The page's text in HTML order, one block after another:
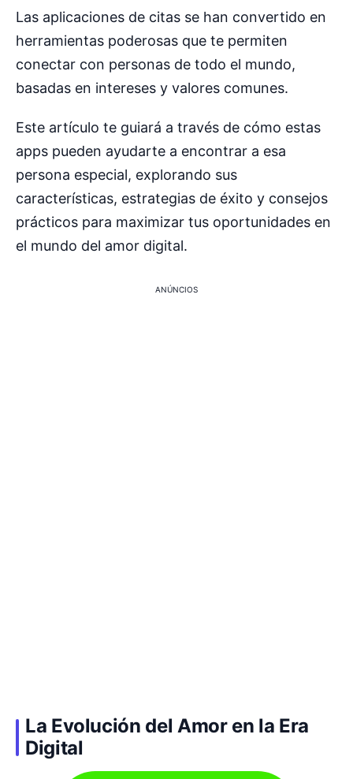
Las aplicaciones de citas se han convertido en
herramientas poderosas que te permiten
conectar con personas de todo el mundo,
basadas en intereses y valores comunes.
Este artículo te guiará a través de cómo estas
apps pueden ayudarte a encontrar a esa
persona especial, explorando sus
características, estrategias de éxito y consejos
prácticos para maximizar tus oportunidades en
el mundo del amor digital.
ANÚNCIOS
La Evolución del Amor en la Era
Digital